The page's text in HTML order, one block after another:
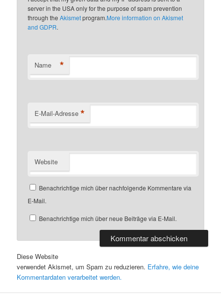
server in the USA only for the purpose of spam prevention
through theAkismetprogram.More information on Akismet
and GDPR.
Name *
E-Mail-Adresse *
Website
Benachrichtige mich über nachfolgende Kommentare via
E-Mail.
Benachrichtige mich über neue Beiträge via E-Mail.
Diese Website
verwendet Akismet, um Spam zu reduzieren. Erfahre, wie deine
Kommentardaten verarbeitet werden.